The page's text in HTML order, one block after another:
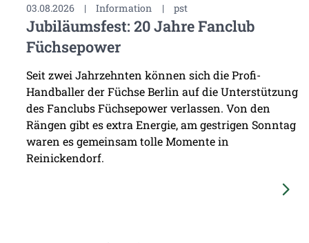
03.08.2026 | Information | pst
Jubiläumsfest: 20 Jahre Fanclub
Füchsepower
Seit zwei Jahrzehnten können sich die Profi-
Handballer der Füchse Berlin auf die Unterstützung
des Fanclubs Füchsepower verlassen. Von den
Rängen gibt es extra Energie, am gestrigen Sonntag
waren es gemeinsam tolle Momente in
Reinickendorf.